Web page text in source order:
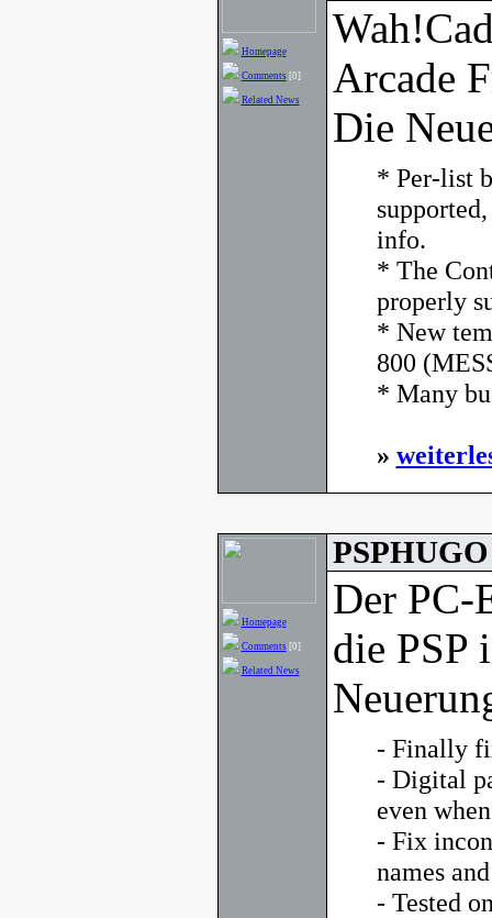
Homepage
Comments [0]
Related News
Arcade
Die
* Per-list
info.
* The
properly
* New
800
* Many
»
Homepage
Comments [0]
Related News
Der PC-
die PSP
- Finally
- Digital
even
- Fix
names
- Tested